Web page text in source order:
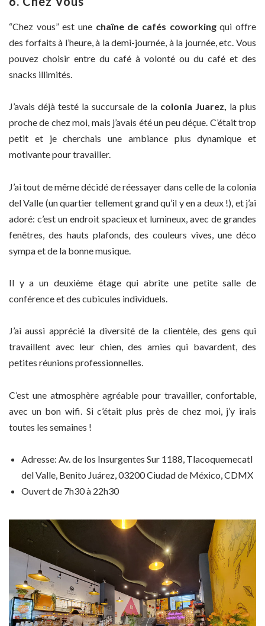
“Chez vous” est une chaîne de cafés coworkingqui offre
des forfaits à l’heure, à la demi-journée, à la journée, etc. Vous
pouvez choisir entre du café à volonté ou du café et des
snacks illimités.
J’avais déjà testé la succursale de la colonia Juarez, la plus
proche de chez moi, mais j’avais été un peu déçue. C’était trop
petit et je cherchais une ambiance plus dynamique et
motivante pour travailler.
J’ai tout de même décidé de réessayer dans celle de la colonia
del Valle (un quartier tellement grand qu’il y en a deux !), et j’ai
adoré: c’est un endroit spacieux et lumineux, avec de grandes
fenêtres, des hauts plafonds, des couleurs vives, une déco
sympa et de la bonne musique.
Il y a un deuxième étage qui abrite une petite salle de
conférence et des cubicules individuels.
J’ai aussi apprécié la diversité de la clientèle, des gens qui
travaillent avec leur chien, des amies qui bavardent, des
petites réunions professionnelles.
C’est une atmosphère agréable pour travailler, confortable,
avec un bon wifi. Si c’était plus près de chez moi, j’y irais
toutes les semaines !
Adresse: Av. de los Insurgentes Sur 1188, Tlacoquemecatl
del Valle, Benito Juárez, 03200 Ciudad de México, CDMX
Ouvert de 7h30 à 22h30